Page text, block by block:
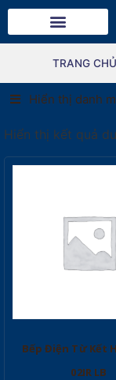
TRANG CHỦ
Hiển thị danh
Hiển thị kết quả
Bếp Điện Từ Kết
02IR LB